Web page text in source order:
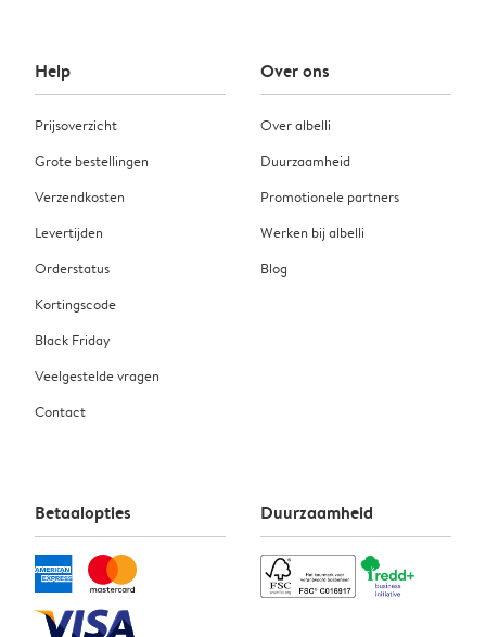
Help
Prijsoverzicht
Grote bestellingen
Verzendkosten
Levertijden
Orderstatus
Kortingscode
Black Friday
Veelgestelde vragen
Contact
Over ons
Over albelli
Duurzaamheid
Promotionele partners
Werken bij albelli
Blog
Betaalopties Duurzaamheid